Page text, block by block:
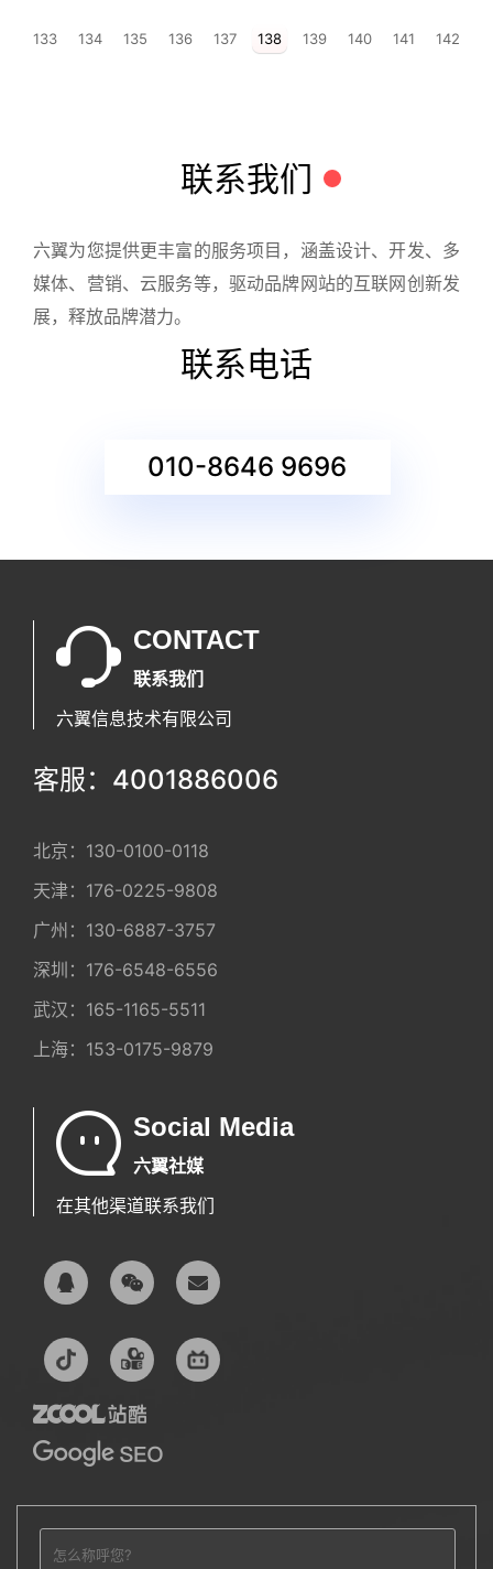
133 134 135 136 137 138 139 140 141 142
联系我们
六翼为您提供更丰富的服务项目，涵盖设计、开发、多
媒体、营销、云服务等，驱动品牌网站的互联网创新发
展，释放品牌潜力。
联系电话
010-8646 9696
CONTACT
联系我们
六翼信息技术有限公司
客服：4001886006
北京： 130-0100-0118
天津： 176-0225-9808
广州： 130-6887-3757
深圳： 176-6548-6556
武汉： 165-1165-5511
上海： 153-0175-9879
Social Media
六翼社媒
在其他渠道联系我们